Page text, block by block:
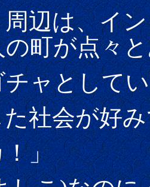
辺は、イン
町が点々
ャとしてい
社会が好み
」